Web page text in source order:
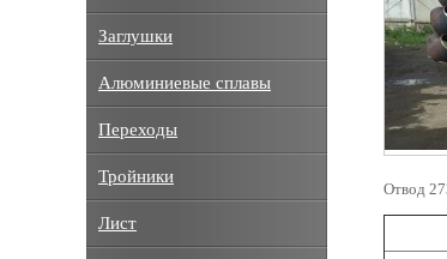
Отвод
Заглушки
Алюминиевые сплавы
Переходы
Тройники
Лист